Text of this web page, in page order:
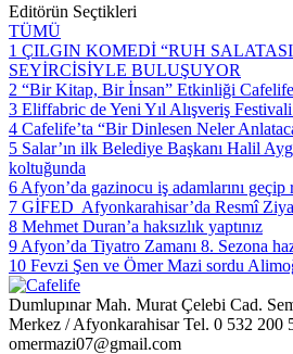
Editörün Seçtikleri
TÜMÜ
1 ÇILGIN KOMEDİ “RUH
SEYİRCİSİYLE BULUŞUYOR
2 “Bir Kitap, Bir İnsan” Etkinliği
3 Eliffabric de Yeni Yıl Alışveriş
4 Cafelife’ta “Bir Dinlesen Neler
5 Salar’ın ilk Belediye Başkanı Halil
koltuğunda
6 Afyon’da gazinocu iş adamlarını
7 GİFED Afyonkarahisar’da Resmî
8 Mehmet Duran’a haksızlık yaptınız
9 Afyon’da Tiyatro Zamanı 8. Sezona
10 Fevzi Şen ve Ömer Mazi sordu
Dumlupınar Mah. Murat Çelebi Cad.
Merkez / Afyonkarahisar Tel. 0 532 200
omermazi07@gmail.com